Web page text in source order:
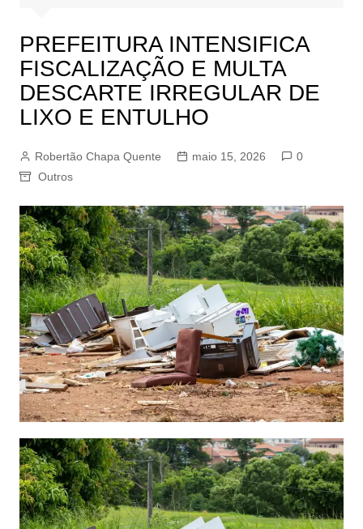
PREFEITURA INTENSIFICA
FISCALIZAÇÃO E MULTA
DESCARTE IRREGULAR DE
LIXO E ENTULHO
Robertão Chapa Quente maio 15, 2026
0
Outros